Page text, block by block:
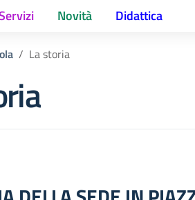
Novità Didattica
La storia